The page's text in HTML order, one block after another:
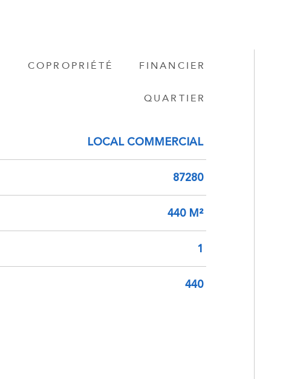
COPROPRIÉTÉ FINANCIER
QUARTIER
LOCAL COMMERCIAL
87280
440 M²
1
440